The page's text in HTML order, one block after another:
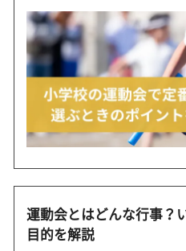
運動会とはどんな行事？
目的を解説